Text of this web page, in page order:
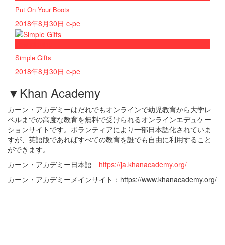
Put On Your Boots
2018年8月30日 c-pe
Simple Gifts
2018年8月30日 c-pe
▼Khan Academy
カーン・アカデミーはだれでもオンラインで幼児教育から大学レ
ベルまでの高度な教育を無料で受けられるオンラインエデュケー
ションサイトです。ボランティアにより一部日本語化されていま
すが、英語版であればすべての教育を誰でも自由に利用すること
ができます。
カーン・アカデミー日本語 https://ja.khanacademy.org/
カーン・アカデミーメインサイト：https://www.khanacademy.org/